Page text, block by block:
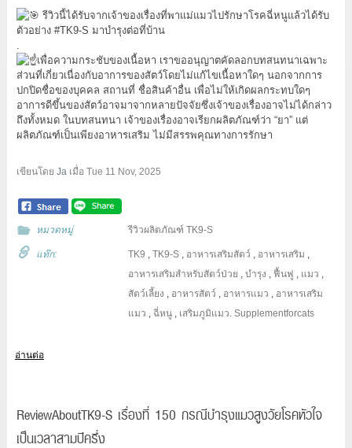
รีวิวนี้ได้รับจากเจ้าของเรื่องที่พาแม่แมวไปรักษาโรคฉี่หนูแล้วได้รับ
ตัวอย่าง #TK9-S มาบำรุงต่อที่บ้าน
เพื่อความกระชับของเนื้อหา เราขออนุญาตคัดลอกบทสนทนาเฉพาะ
ส่วนที่เกี่ยวเนื่องกับอาการของสัตว์โดยไม่แก้ไขเนื้อหาใดๆ นอกจากการ
ปกปิดชื่อของบุคคล สถานที่ ชื่อสินค้าอื่น เพื่อไม่ให้เกิดผลกระทบใดๆ
อาการดีขึ้นของสัตว์อาจมาจากหลายปัจจัยซึ่งเจ้าของเรื่องอาจไม่ได้กล่าว
ถึงทั้งหมด ในบทสนทนา เจ้าของเรื่องอาจเรียกผลิตภัณฑ์ว่า “ยา” แต่
ผลิตภัณฑ์เป็นเพียงอาหารเสริม ไม่มีสรรพคุณทางการรักษา
เขียนโดย Jaเมื่อ Tue 11 Nov, 2025
หมวดหมู่ รีวิวผลิตภัณฑ์ TK9-S
แท๊ก: TK9 ,TK9-S , อาหารเสริมสัตว์ , อาหารเสริม ,
อาหารเสริมสำหรับสัตว์ป่วย ,บำรุง ,ฟื้นฟู , แมว ,
สัตว์เลี้ยง , อาหารสัตว์ , อาหารแมว , อาหารเสริม
แมว ,ฉี่หนู , เสริมภูมิแมว. Supplementforcats
อ่านต่อ
ReviewAboutTK9-S เรื่องที่ 150 กรณีบำรุงแมวสูงวัยโรคหัวใจ
เป็นเวลาสามปีครึ่ง